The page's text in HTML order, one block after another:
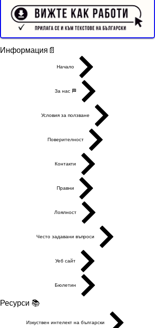
Информация📄
Начало
За нас 🏁
Условия за ползване
Поверителност
Контакти
Правни
Лоялност
Често задавани въпроси
Уеб сайт
Бюлетин
Ресурси 📚
Изкуствен интелект на български